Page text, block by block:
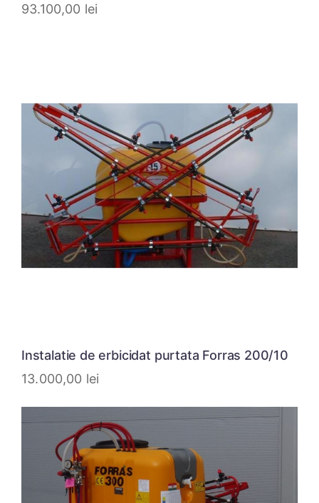
93.100,00 lei
Instalatie de erbicidat purtata Forras 200/10
13.000,00 lei